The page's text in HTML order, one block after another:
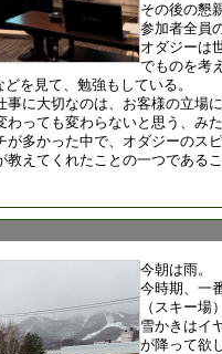
その後の懇
参加者全員
オダジーは
でものを考
を見て、勉強もしている。
事に大切なのは、お客様の立場
っても変わらないと思う、み
多かった中で、オダジーのス
教えてくれたことの一つである
今朝は雨。
今時期、一
（スキー場
雪かきはイ
が降って欲